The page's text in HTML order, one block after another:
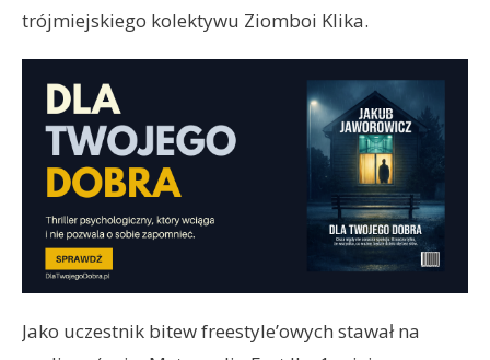
trójmiejskiego kolektywu Ziomboi Klika.
Jako uczestnik bitew freestyle’owych stawał na